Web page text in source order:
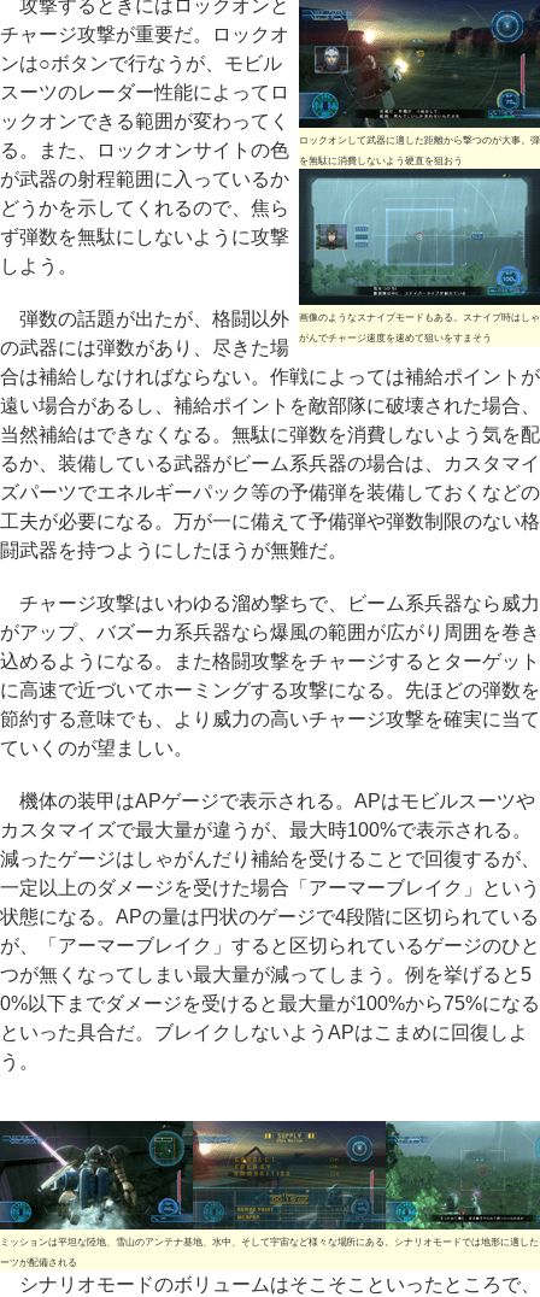
ロックオンして武器に適した距離から撃つのが大事。弾
を無駄に消費しないよう硬直を狙おう
画像のようなスナイプモードもある。スナイプ時はしゃ
がんでチャージ速度を速めて狙いをすまそう
攻撃するときにはロックオンと
チャージ攻撃が重要だ。ロックオ
ンは○ボタンで行なうが、モビル
スーツのレーダー性能によってロ
ックオンできる範囲が変わってく
る。また、ロックオンサイトの色
が武器の射程範囲に入っているか
どうかを示してくれるので、焦ら
ず弾数を無駄にしないように攻撃
しよう。
弾数の話題が出たが、格闘以外
の武器には弾数があり、尽きた場
合は補給しなければならない。作戦によっては補給ポイントが
遠い場合があるし、補給ポイントを敵部隊に破壊された場合、
当然補給はできなくなる。無駄に弾数を消費しないよう気を配
るか、装備している武器がビーム系兵器の場合は、カスタマイ
ズパーツでエネルギーパック等の予備弾を装備しておくなどの
工夫が必要になる。万が一に備えて予備弾や弾数制限のない格
闘武器を持つようにしたほうが無難だ。
チャージ攻撃はいわゆる溜め撃ちで、ビーム系兵器なら威力
がアップ、バズーカ系兵器なら爆風の範囲が広がり周囲を巻き
込めるようになる。また格闘攻撃をチャージするとターゲット
に高速で近づいてホーミングする攻撃になる。先ほどの弾数を
節約する意味でも、より威力の高いチャージ攻撃を確実に当て
ていくのが望ましい。
機体の装甲はAPゲージで表示される。APはモビルスーツや
カスタマイズで最大量が違うが、最大時100%で表示される。
減ったゲージはしゃがんだり補給を受けることで回復するが、
一定以上のダメージを受けた場合「アーマーブレイク」という
状態になる。APの量は円状のゲージで4段階に区切られている
が、「アーマーブレイク」すると区切られているゲージのひと
つが無くなってしまい最大量が減ってしまう。例を挙げると5
0%以下までダメージを受けると最大量が100%から75%になる
といった具合だ。ブレイクしないようAPはこまめに回復しよ
う。
ミッションは平坦な陸地、雪山のアンテナ基地、水中、そして宇宙など様々な場所にある。シナリオモードでは地形に適し
ーツが配備される
シナリオモードのボリュームはそこそこといったところで、